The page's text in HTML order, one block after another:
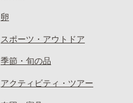
卵
スポーツ・アウトドア
季節・旬の品
アクティビティ・ツアー